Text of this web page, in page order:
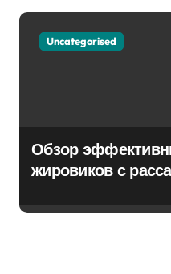
Uncategorised
Обзор
жировиков с